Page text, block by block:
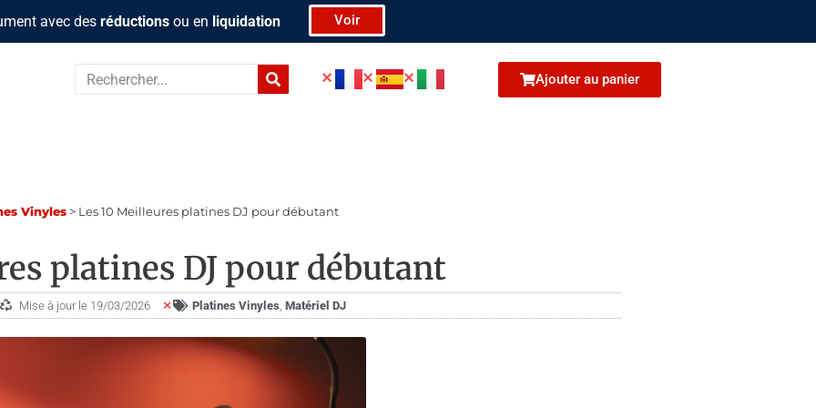
avec desréductions ou en liquidation Voir
Rechercher Ajouter au panier
Vinyles > Les 10 Meilleures platines DJ pour débutant
platines DJ pour débutant
Mise à jour le 19/03/2026 Platines Vinyles, Ma­té­riel DJ